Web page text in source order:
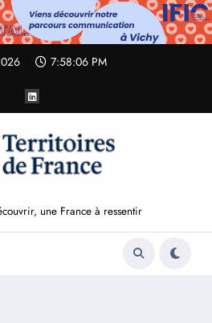
7:58:07 PM
une France à ressentir